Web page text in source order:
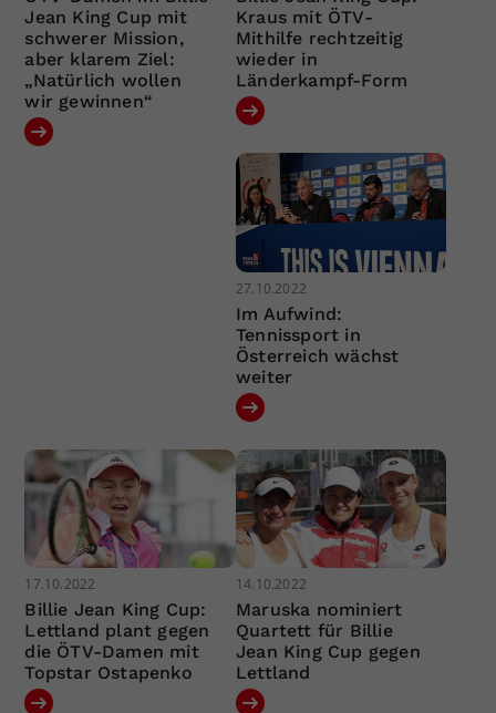
Jean King Cup mit
schwerer Mission,
aber klarem Ziel:
„Natürlich wollen
wir gewinnen“
Kraus mit ÖTV-
Mithilfe rechtzeitig
wieder in
Länderkampf-Form
27.10.2022
Im Aufwind:
Tennissport in
Österreich wächst
weiter
17.10.2022
Billie Jean King Cup:
Lettland plant gegen
die ÖTV-Damen mit
Topstar Ostapenko
14.10.2022
Maruska nominiert
Quartett für Billie
Jean King Cup gegen
Lettland